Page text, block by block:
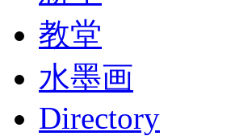
教堂
水墨画
Directory